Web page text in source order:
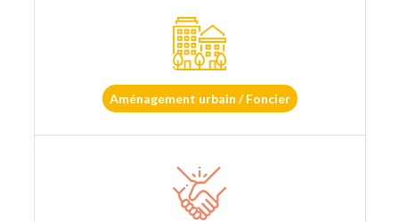
Aménagement urbain / Foncier